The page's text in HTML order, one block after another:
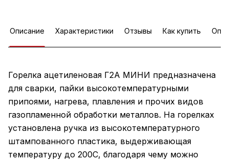
Описание Характеристики Отзывы Как купить
Горелка ацетиленовая Г2А МИНИ предназначена
для сварки, пайки высокотемпературными
припоями, нагрева, плавления и прочих видов
газопламенной обработки металлов. На горелках
установлена ручка из высокотемпературного
штампованного пластика, выдерживающая
температуру до 200С, благодаря чему можно